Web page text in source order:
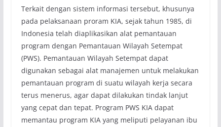
Terkait dengan sistem informasi tersebut, khusunya
pada pelaksanaan proram KIA, sejak tahun 1985, di
Indonesia telah diaplikasikan alat pemantauan
program dengan Pemantauan Wilayah Setempat
(PWS). Pemantauan Wilayah Setempat dapat
digunakan sebagai alat manajemen untuk melakukan
pemantauan program di suatu wilayah kerja secara
terus menerus, agar dapat dilakukan tindak lanjut
yang cepat dan tepat. Program PWS KIA dapat
memantau program KIA yang meliputi pelayanan ibu